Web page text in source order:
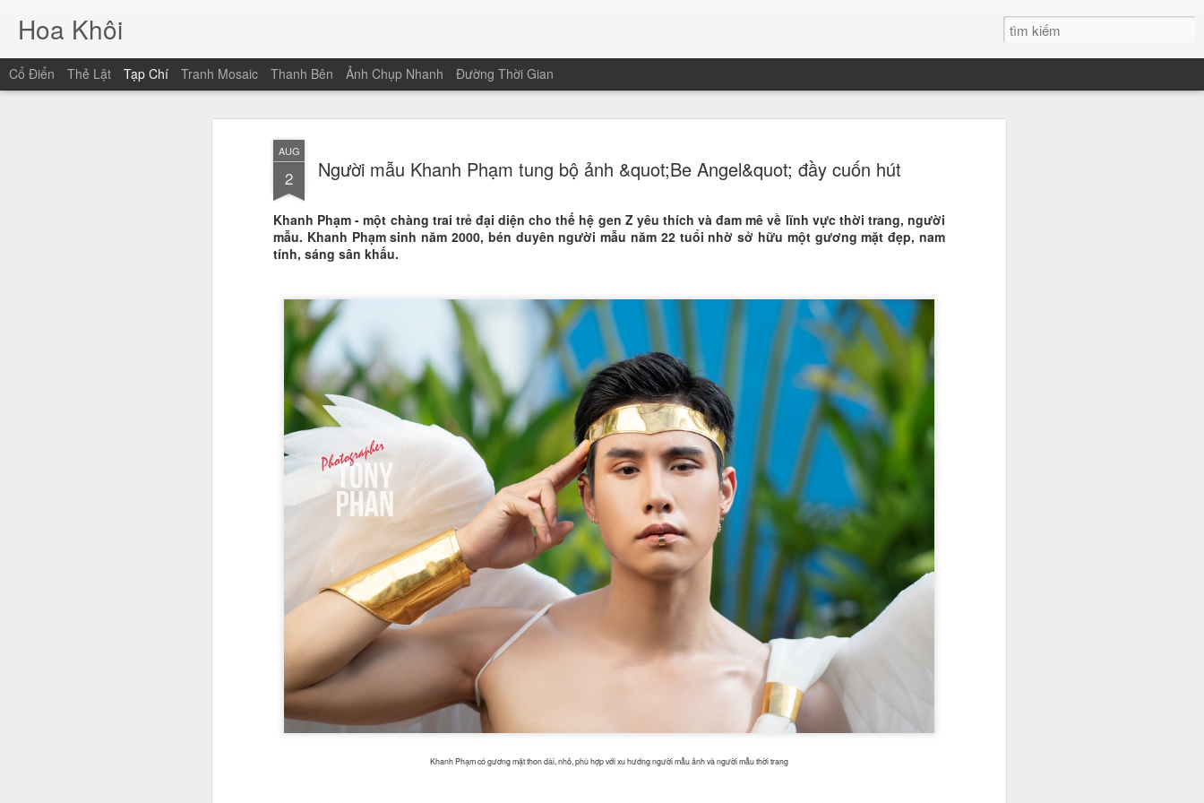
AUG
2 Người mẫu Khanh Phạm tung bộ ảnh &quot;Be Angel&quot; đầy cuốn hút
Khanh Phạm - một chàng trai trẻ đại diện cho thế hệ gen Z yêu thích và đam mê về lĩnh vực thời trang, người
mẫu. Khanh Phạm sinh năm 2000, bén duyên người mẫu năm 22 tuổi nhờ sở hữu một gương mặt đẹp, nam
tính, sáng sân khấu.
Khanh Phạm có gương mặt thon dài, nhỏ, phù hợp với xu hướng người mẫu ảnh và người mẫu thời trang
Hoa Khôi
Cổ Điển Thẻ Lật Tạp Chí Tranh Mosaic Thanh Bên Ảnh Chụp Nhanh Đường Thời Gian
19
Hoa khôi Nét đẹp Sinh viên Việt
Nam
Vượt qua 221 thí sinh trên cả nước, Nguyễn Thanh Xuân du học
không chỉ nằm ở gương mặt khả ái mà còn ở bản lĩnh và tư duy sắc
sảo của một thế hệ sinh viên mới.
Màn ứng xử song ngữ "gây bão" tại đêm Gala chung kết
Điểm nhấn giúp Thanh Xuân bứt phá ngoạn mục chính là bản lĩnh
trong vòng thi ứng xử. Với phong thái tự tin và khả năng ngoại ngữ
chuẩn quốc tế, cô đã mang đến màn thuyết trình song ngữ đầy
thuyết phục về chủ đề: Hoạt động phòng, chống tác hại của thuốc
lá vì sức khỏe người tiêu dùng.
Nhan sắc con gái Hoa
DEC
20
Trần Thị Thanh Hương
Duyên dáng Áo dài
18
ĐỖ THỊ THU HUYỀN
"ĐA NĂNG": VỪA LÀ
20